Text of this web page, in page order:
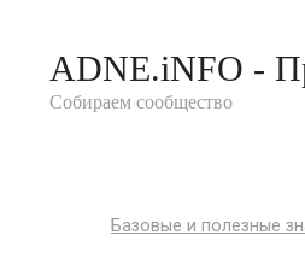
контентуADNE.iNFO -
Собираем сообщество
Базовые и полезные